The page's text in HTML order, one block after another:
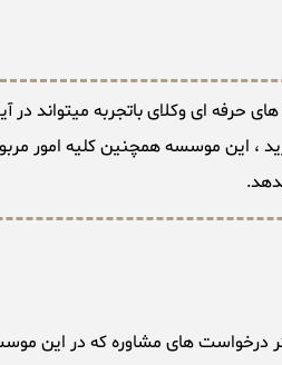
حرفه ای وکلای باتجربه میتواند در
، این موسسه همچنین کلیه امور